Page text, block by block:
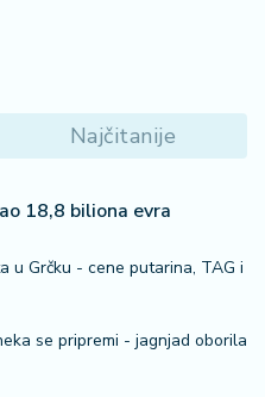
Najčitanije
18,8 biliona evra
u Grčku - cene putarina, TAG i
se pripremi - jagnjad oborila